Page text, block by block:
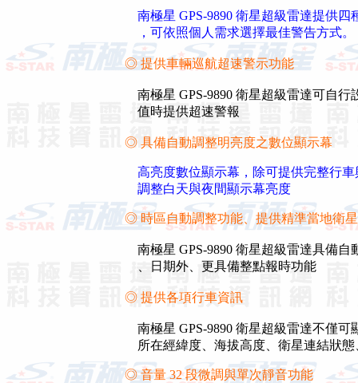
南極星 GPS-9890 衛星超級雷達提供
，可依照個人需求選擇最佳警告方式。
◎ 提供車輛巡航超速警示功能
南極星 GPS-9890 衛星超級雷達可自
值時提供超速警報
◎ 具備自動調整明亮度之數位顯示幕
高亮度數位顯示幕，除可提供完整行
調整白天與夜間顯示幕亮度
◎ 時區自動調整功能、提供精準當地衛
南極星 GPS-9890 衛星超級雷達具備
、日期外、更具備整點報時功能
◎ 提供各項行車資訊
南極星 GPS-9890 衛星超級雷達不僅
所在經緯度、海拔高度、衛星連結狀態
◎ 音量 32 段微調與單次靜音功能